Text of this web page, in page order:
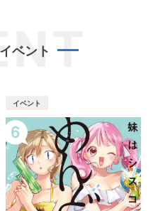
ベント
イベント